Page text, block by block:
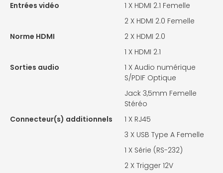
Entrées vidéo 1 X HDMI 2.1 Femelle
2 X HDMI 2.0 Femelle
Norme HDMI
2 X HDMI 2.0
1 X HDMI 2.1
Sorties audio
1 X Audio numérique
S/PDIF Optique
Jack 3,5mm Femelle
Stéréo
Connecteur(s) additionnels
1 X RJ45
3 X USB Type A Femelle
1 X Série (RS-232)
2 X Trigger 12V